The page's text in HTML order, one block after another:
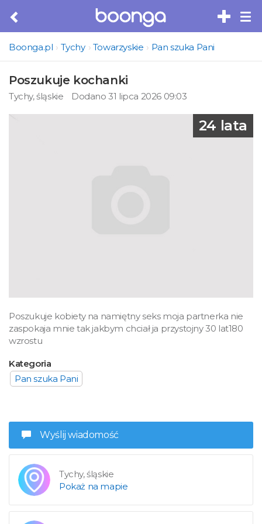
Boonga.pl
Tychy Towarzyskie Pan szuka Pani
Poszukuje kochanki
Tychy, śląskie Dodano 31 lipca 2026 09:03
24 lata
Poszukuje kobiety na namiętny seks moja partnerka nie
zaspokaja mnie tak jakbym chciał ja przystojny 30 lat180
wzrostu
Kategoria
Pan szuka Pani
Wyślij wiadomość
Tychy, śląskie
Pokaż na mapie